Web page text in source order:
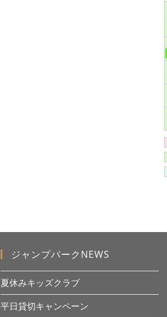
ジャンプパークNEWS
夏休みキッズクラブ
平日貸切キャンペーン